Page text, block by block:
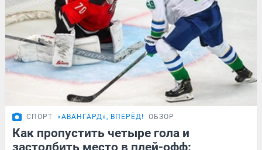
СПОРТ «АВАНГАРД», ВПЕРЁД! ОБЗОР
Как пропустить четыре гола и
застолбить место в плей-офф: